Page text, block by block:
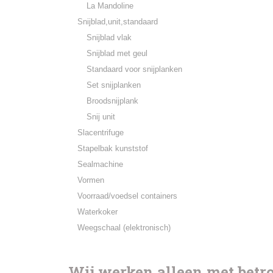
La Mandoline
Snijblad,unit,standaard
Snijblad vlak
Snijblad met geul
Standaard voor snijplanken
Set snijplanken
Broodsnijplank
Snij unit
Slacentrifuge
Stapelbak kunststof
Sealmachine
Vormen
Voorraad/voedsel containers
Waterkoker
Weegschaal (elektronisch)